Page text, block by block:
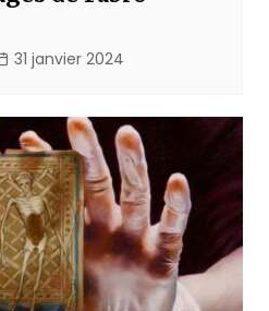
31 janvier 2024